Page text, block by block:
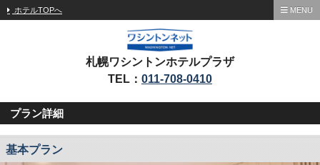
ホテルTOPへ MENU
札幌ワシントンホテルプラザ
TEL： 011-708-0410
プラン詳細
基本プラン